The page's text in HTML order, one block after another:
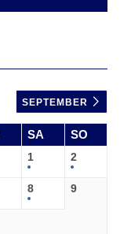
SEPTEMBER
SA SO
1 2
8 9